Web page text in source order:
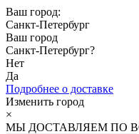
Ваш город:
Санкт-Петербург
Ваш город
Санкт-Петербург?
Нет
Да
Подробнее о доставке
Изменить город
×
МЫ ДОСТАВЛЯЕМ ПО